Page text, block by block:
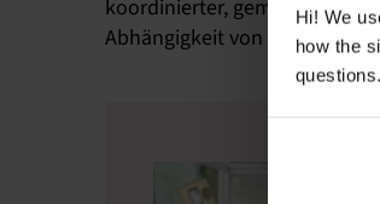
Hi! We
how the
koordinierter, gemeinsamer
Abhängigkeit von